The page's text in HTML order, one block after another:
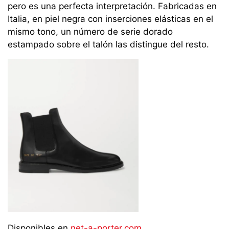
pero es una perfecta interpretación. Fabricadas en
Italia, en piel negra con inserciones elásticas en el
mismo tono, un número de serie dorado
estampado sobre el talón las distingue del resto.